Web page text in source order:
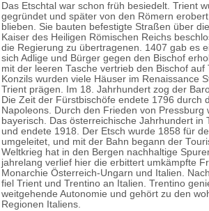
Das Etschtal war schon früh besiedelt. Trient
gegründet und später von den Römern
blieben. Sie bauten befestigte Straßen über
Kaiser des Heiligen Römischen Reichs
die Regierung zu übertragenen. 1407 gab es
sich Adlige und Bürger gegen den Bischof
mit der leeren Tasche vertrieb den Bischof
Konzils wurden viele Häuser im Renaissance
Trient prägen. Im 18. Jahrhundert zog der
Die Zeit der Fürstbischöfe endete 1796 durch
Napoleons. Durch den Frieden von Pressburg
bayerisch. Das österreichische Jahrhundert in
und endete 1918. Der Etsch wurde 1858 für
umgeleitet, und mit der Bahn begann der
Weltkrieg hat in den Bergen nachhaltige
jahrelang verlief hier die erbittert umkämpfte
Monarchie Österreich-Ungarn und Italien.
fiel Trient und Trentino an Italien. Trentino
weitgehende Autonomie und gehört zu den
Regionen Italiens.